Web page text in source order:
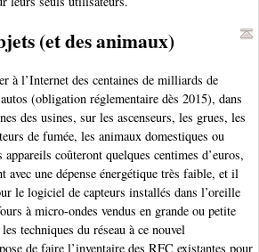
(et des animaux)
à l’Internet des centaines de milliards de
(obligation réglementaire dès 2015), dans
des usines, sur les ascenseurs, les grues, les
de fumée, les animaux domestiques ou
appareils coûteront quelques centimes d’euros,
avec une dépense énergétique très faible, et il
le logiciel de capteurs installés dans l’oreille
à micro-ondes vendus en grande ou petite
techniques du réseau à ce nouvel
de faire l’inventaire des RFC existantes pour